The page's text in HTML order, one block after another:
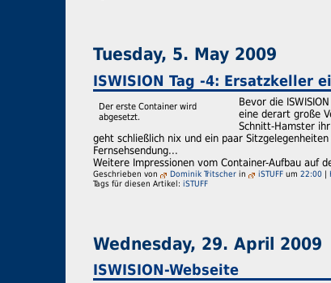
Tuesday, 5. May 2009
ISWISION Tag -4: Ersatzkeller
Der erste Container wird
abgesetzt.
Bevor die
eine derart große
Schnitt-Hamster
geht schließlich nix und ein paar
Fernsehsendung...
Weitere Impressionen vom Container-Aufbau auf
Geschrieben von Dominik Tritscher in iSTUFF um 22:00 |
Tags für diesen Artikel: iSTUFF
Wednesday, 29. April 2009
ISWISION-Webseite